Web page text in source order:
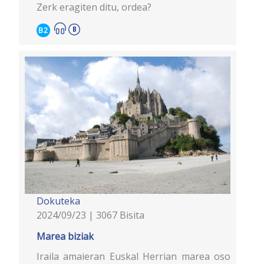
Zerk eragiten ditu, ordea?
B2
Dokuteka
2024/09/23 | 3067 Bisita
Marea biziak
Iraila amaieran Euskal Herrian marea oso